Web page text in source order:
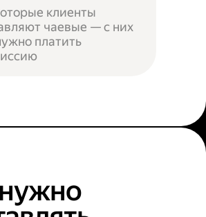
клиенты
чаевые — с них
платить